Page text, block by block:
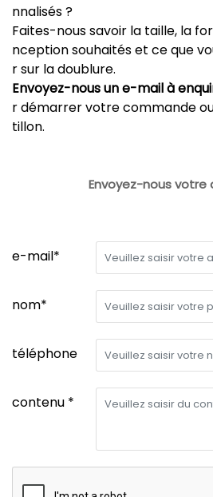
nnalisés ?
Faites-nous savoir la taille, la
nception souhaités et ce que
r sur la doublure.
Envoyez-nous un e-mail à
r démarrer votre commande
tillon.
Envoyez-nous votre
e-mail*
nom*
téléphone
contenu *